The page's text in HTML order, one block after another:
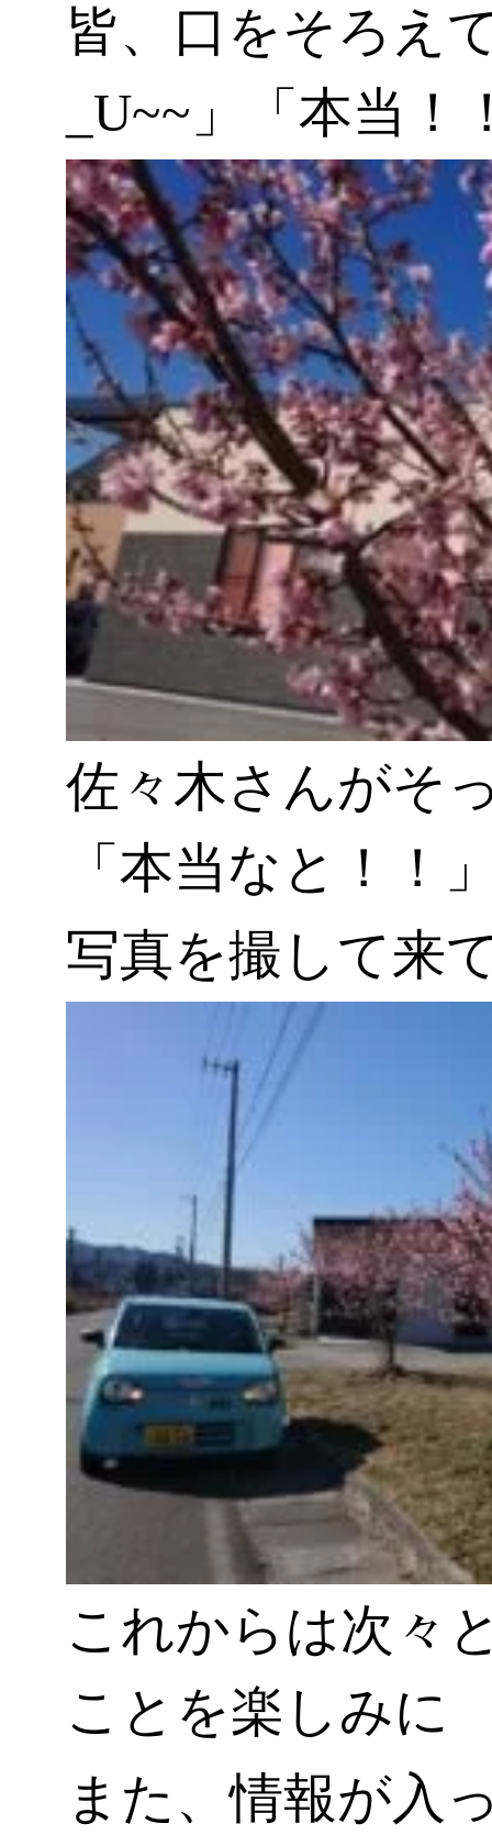
皆、口をそろえ
_U~~」「本当！
佐々木さんがそ
「本当なと！！
写真を撮して来
これからは次々
ことを楽しみに
また、情報が入